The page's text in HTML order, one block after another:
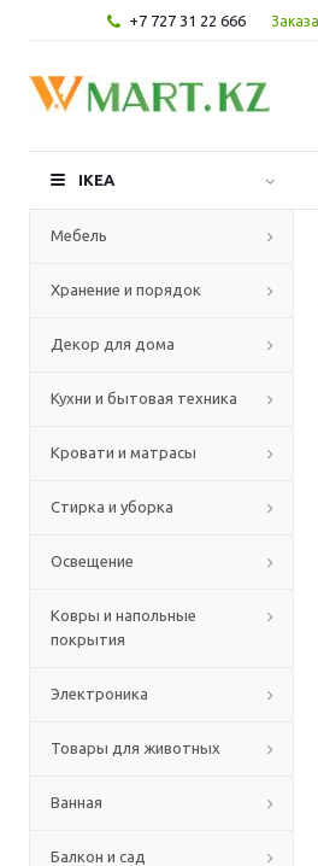
+7 727 31 22 666
IKEA
Мебель
Хранение и порядок
Декор для дома
Кухни и бытовая техника
Кровати и матрасы
Стирка и уборка
Освещение
Ковры и напольные
покрытия
Электроника
Товары для животных
Ванная
Балкон и сад